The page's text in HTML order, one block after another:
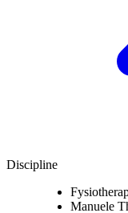
Discipline
Manuele